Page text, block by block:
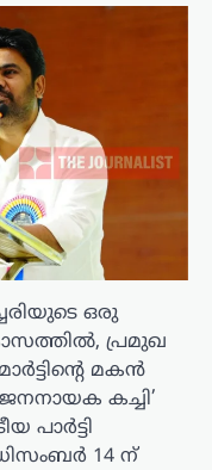
ഒരു
പ്രമുഖ
മകൻ
കച്ചി’
പാർട്ടി
14 ന്